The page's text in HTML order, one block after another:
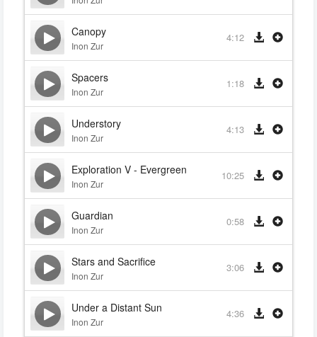
Canopy
Inon Zur
4:12
Spacers
Inon Zur
1:18
Understory
Inon Zur
4:13
Exploration V - Evergreen
Inon Zur
10:25
Guardian
Inon Zur
0:58
Stars and Sacrifice
Inon Zur
3:06
Under a Distant Sun
Inon Zur
4:36